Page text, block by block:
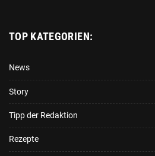
TOP KATEGORIEN:
News
Story
Tipp der Redaktion
Rezepte